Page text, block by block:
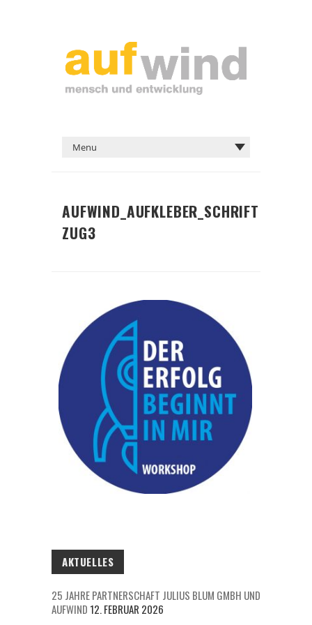
AUFWIND_AUFKLEBER_SCHRIFT
ZUG3
AKTUELLES
25 JAHRE PARTNERSCHAFT JULIUS BLUM GMBH UND
AUFWIND 12. FEBRUAR 2026